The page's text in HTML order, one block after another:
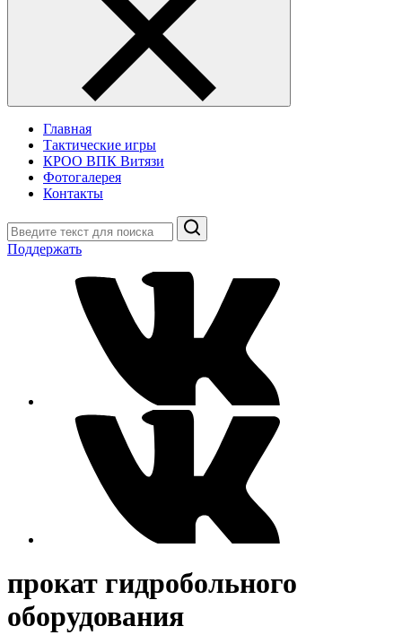
Главная
Тактические игры
КРОО ВПК Витязи
Фотогалерея
Контакты
Поиск
Поддержать
прокат гидробольного
оборудования